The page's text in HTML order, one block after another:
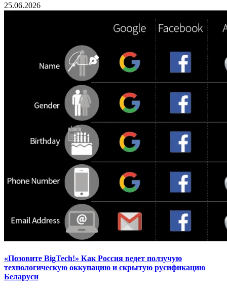
25.06.2026
«Позовите BigTech!» Как Россия ведет ползучую
технологическую оккупацию и скрытую русификацию
Беларуси